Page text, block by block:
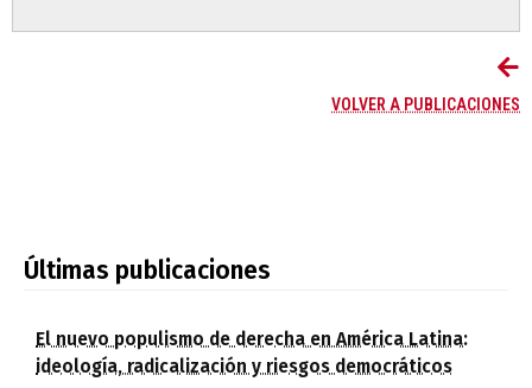
VOLVER A PUBLICACIONES
Últimas publicaciones
El nuevo populismo de derecha en América Latina:
ideología, radicalización y riesgos democráticos